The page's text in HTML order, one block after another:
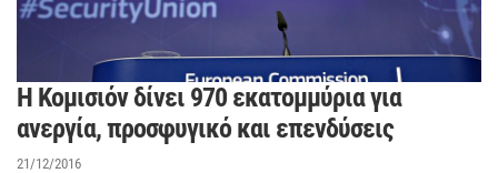
Η Κομισιόν δίνει 970 εκατομμύρια για
ανεργία, προσφυγικό και επενδύσεις
21/12/2016